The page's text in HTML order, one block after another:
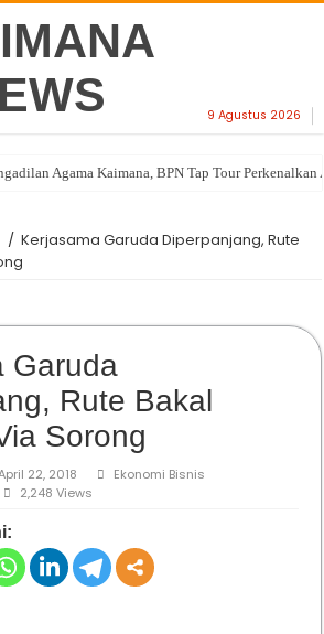
9 Agustus 2026
Agama Kaimana, BPN Tap Tour
/ Kerjasama Garuda Diperpanjang, Rute
Garuda
Rute Bakal
Sorong
22, 2018
Ekonomi Bisnis
2,248 Views